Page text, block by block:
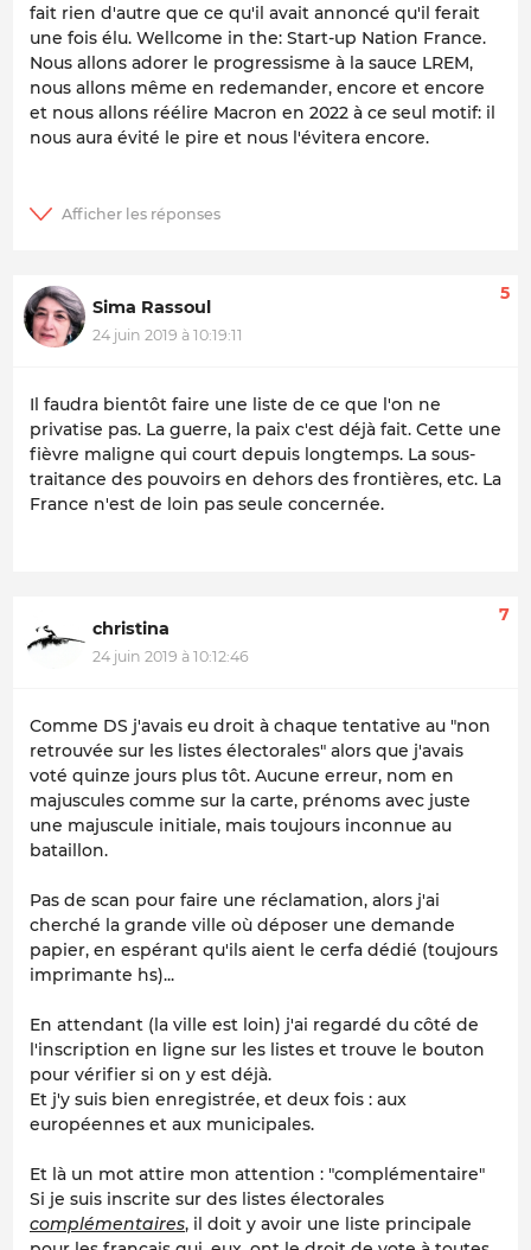
fait rien d'autre que ce qu'il avait annoncé qu'il ferait
une fois élu. Wellcome in the: Start-up Nation France.
Nous allons adorer le progressisme à la sauce LREM,
nous allons même en redemander, encore et encore
et nous allons réélire Macron en 2022 à ce seul motif: il
nous aura évité le pire et nous l'évitera encore.
Sima Rassoul
24 juin 2019 à 10:19:11
5
Il faudra bientôt faire une liste de ce que l'on ne
privatise pas. La guerre, la paix c'est déjà fait. Cette une
fièvre maligne qui court depuis longtemps. La sous-
traitance des pouvoirs en dehors des frontières, etc. La
France n'est de loin pas seule concernée.
christina
24 juin 2019 à 10:12:46
7
Comme DS j'avais eu droit à chaque tentative au "non
retrouvée sur les listes électorales" alors que j'avais
voté quinze jours plus tôt. Aucune erreur, nom en
majuscules comme sur la carte, prénoms avec juste
une majuscule initiale, mais toujours inconnue au
bataillon.
Pas de scan pour faire une réclamation, alors j'ai
cherché la grande ville où déposer une demande
papier, en espérant qu'ils aient le cerfa dédié (toujours
imprimante hs)...
En attendant (la ville est loin) j'ai regardé du côté de
l'inscription en ligne sur les listes et trouve le bouton
pour vérifier si on y est déjà.
Et j'y suis bien enregistrée, et deux fois : aux
européennes et aux municipales.
Et là un mot attire mon attention : "complémentaire"
Si je suis inscrite sur des listes électorales
complémentaires, il doit y avoir une liste principale